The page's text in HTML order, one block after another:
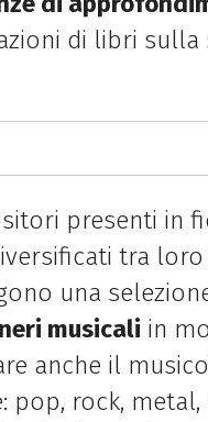
di libri
presenti in
tra loro
una
musicali in
anche il
pop, rock,